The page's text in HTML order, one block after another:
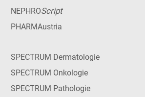
NEPHROScript
PHARMAustria
SPECTRUM Dermatologie
SPECTRUM Onkologie
SPECTRUM Pathologie